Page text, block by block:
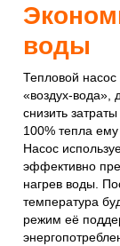
воды
Тепловой насос
«воздух-вода»,
снизить
100% тепла ему
Насос
эффективно
нагрев воды.
температура
режим её